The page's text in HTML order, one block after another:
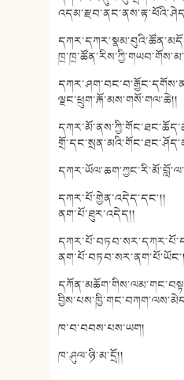
ལྗང་ཕྲུག་རྐོ་མས་གསོ་གལ་ཆེ།།
དཀར་པོ་གྱེན་འདེད་དང༌།།
ནག་པོ་ཐུར་འདེད།།
ཁ་བ་བབས་པས་ཡག།
ཁ་ཤུལ་ཉི་མ་དྲོ།།